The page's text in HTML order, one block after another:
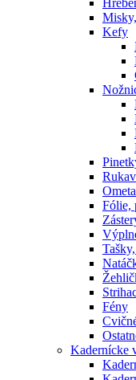
Kefy
Fólie,
Fény
Kadernícke